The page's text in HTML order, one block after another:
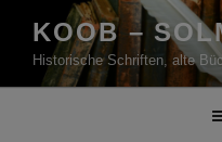
Inhalt
springen
KOOB –
Historische Schriften, alte